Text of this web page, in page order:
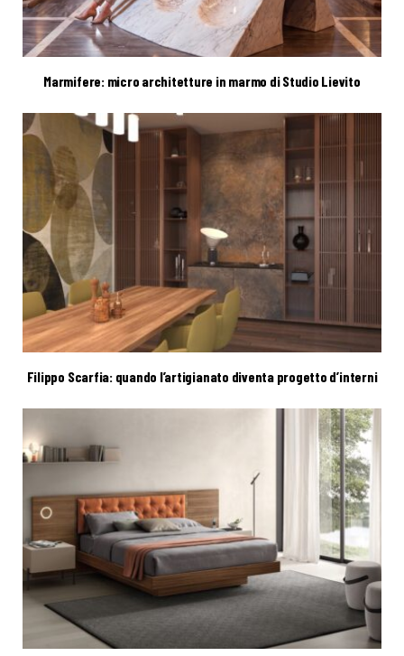
Marmifere: micro architetture in marmo di Studio Lievito
Filippo Scarfia: quando l’artigianato diventa progetto d’interni